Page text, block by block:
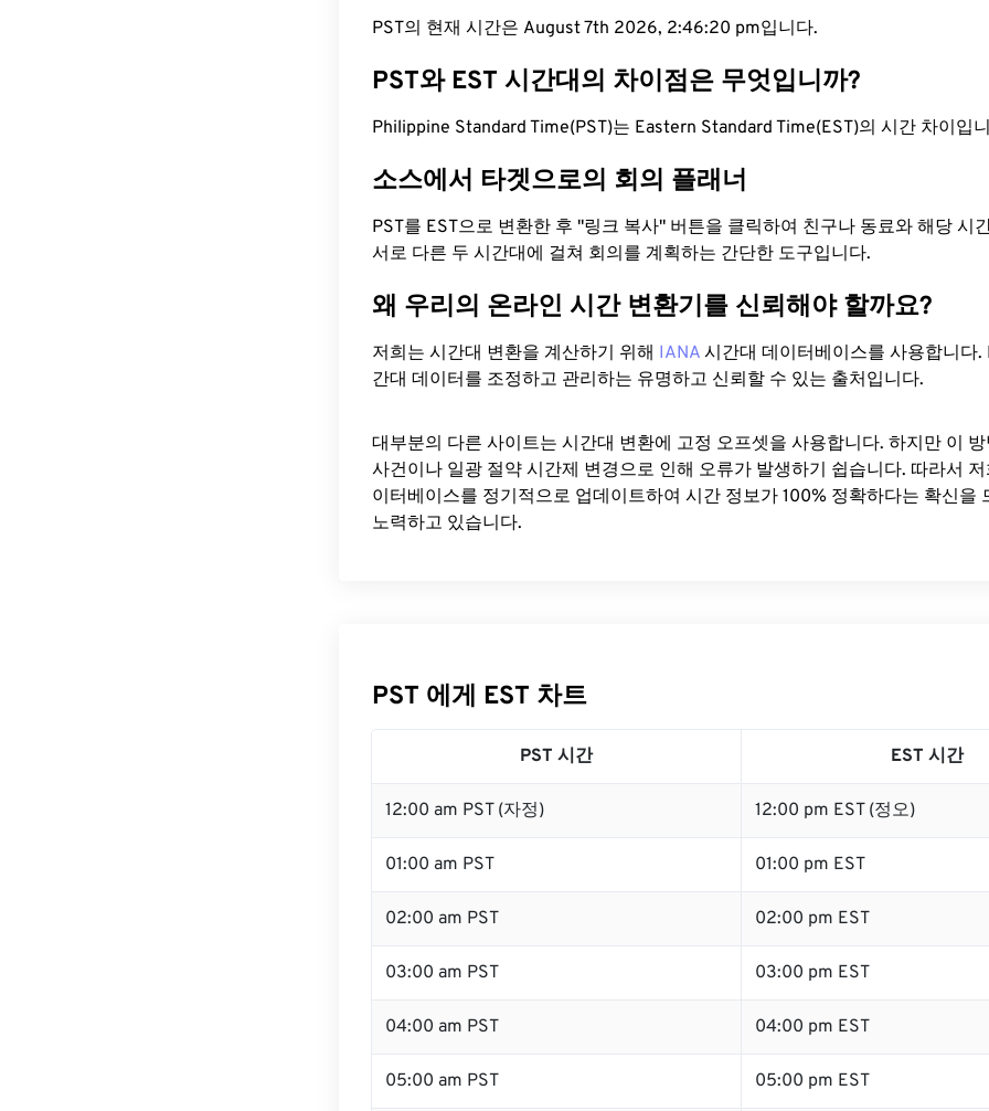
PST의 현재 시간은 August 7th 2026, 2:46:21 pm입니다.
PST와 EST 시간대의 차이점은 무엇입니까?
Philippine Standard Time(PST)는 Eastern Standard Time(EST)의 시간 차이입
소스에서 타겟으로의 회의 플래너
PST를 EST으로 변환한 후 "링크 복사" 버튼을 클릭하여 친구나 동료와 해당 시
서로 다른 두 시간대에 걸쳐 회의를 계획하는 간단한 도구입니다.
왜 우리의 온라인 시간 변환기를 신뢰해야 할까요?
저희는 시간대 변환을 계산하기 위해 IANA 시간대 데이터베이스를 사용합니다.
간대 데이터를 조정하고 관리하는 유명하고 신뢰할 수 있는 출처입니다.
대부분의 다른 사이트는 시간대 변환에 ​​고정 오프셋을 사용합니다. 하지만 이
사건이나 일광 절약 시간제 변경으로 인해 오류가 발생하기 쉽습니다. 따라서 저
이터베이스를 정기적으로 업데이트하여 시간 정보가 100% 정확하다는 확신을
노력하고 있습니다.
PST 에게 EST 차트
PST 시간 EST 시간
12:00 am PST (자정) 12:00 pm EST (정오)
01:00 am PST 01:00 pm EST
02:00 am PST 02:00 pm EST
03:00 am PST 03:00 pm EST
04:00 am PST 04:00 pm EST
05:00 am PST 05:00 pm EST